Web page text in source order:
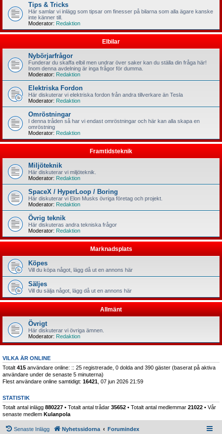
Tips & Tricks
Här samlar vi inlägg som tipsar om finesser på bilarna som alla ägare kanske
inte känner till.
Moderator: Redaktion
Elbilar
Nybörjarfrågor
Funderar du skaffa elbil men undrar över saker kan du ställa din fråga här!
Inom denna avdelning är inga frågor för dumma.
Moderator: Redaktion
Elektriska Fordon
Här diskuterar vi elektriska fordon från andra tillverkare än Tesla
Moderator: Redaktion
Omröstningar
I denna tråden så har vi endast omröstningar och här kan alla skapa en
omröstning
Moderator: Redaktion
Framtidsteknik
Miljöteknik
Här diskuterar vi miljöteknik.
Moderator: Redaktion
SpaceX / HyperLoop / Boring
Här diskuterar vi Elon Musks övriga företag och projekt.
Moderator: Redaktion
Övrig teknik
Här diskuteras andra tekniska frågor
Moderator: Redaktion
Marknadsplats
Köpes
Vill du köpa något, lägg då ut en annons här
Säljes
Vill du sälja något, lägg då ut en annons här
Allmänt
Övrigt
Här diskuterar vi övriga ämnen.
Moderator: Redaktion
VILKA ÄR ONLINE
Totalt 415 användare online: :: 25 registrerade, 0 dolda and 390 gäster (baserat på aktiva
användare under de senaste 5 minuterna)
Flest användare online samtidigt: 16421 , 07 jun 2026 21:59
STATISTIK
Totalt antal inlägg 880227 • Totalt antal trådar 35652 • Totalt antal medlemmar 21022 • Vår
senaste medlem Kulanpola
Senaste Inlägg Nyhetssidorna Forumindex